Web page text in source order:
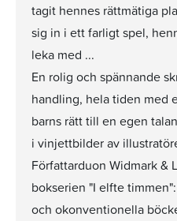
tagit hennes rättmätiga
sig in i ett farligt spel,
leka med ...
En rolig och spännande
handling, hela tiden med
barns rätt till en egen
i vinjettbilder av
Författarduon Widmark &
bokserien "I elfte
och okonventionella